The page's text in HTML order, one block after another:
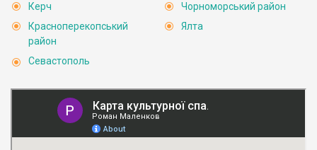
Керч
Красноперекопський
район
Севастополь
Чорноморський район
Ялта